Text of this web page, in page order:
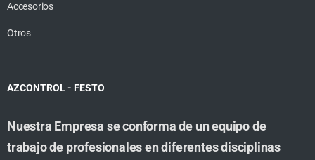
Accesorios
Otros
AZCONTROL - FESTO
Nuestra Empresa se conforma de un equipo de
trabajo de profesionales en diferentes disciplinas